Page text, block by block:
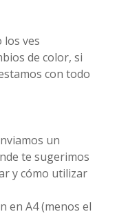
los ves
de color, si
con todo
un
te sugerimos
y cómo utilizar
en A4 (menos el